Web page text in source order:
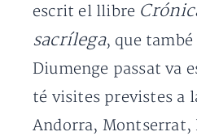
escrit el llibre
sacrílega, que
Diumenge passat va
té visites previstes a
Andorra, Montserrat,